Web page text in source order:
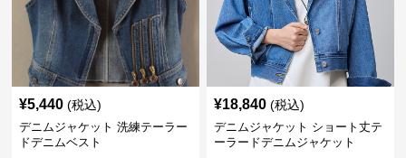
¥5,440 (税込)
デニムジャケット 洗練テーラー
ドデニムベスト
¥18,840 (税込)
デニムジャケット ショート丈テ
ーラードデニムジャケット